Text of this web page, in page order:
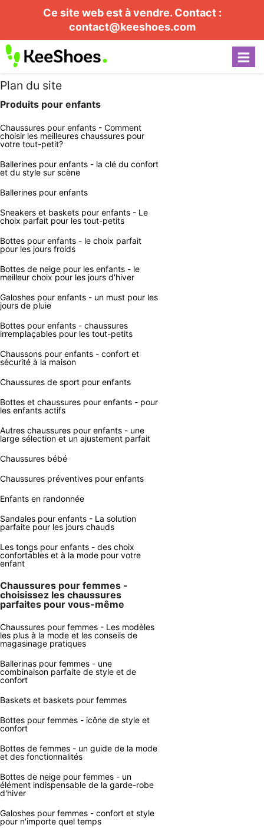
Ce site web est à vendre. Contact :
contact@keeshoes.com
Plan du site
Produits pour enfants
Chaussures pour enfants - Comment
choisir les meilleures chaussures pour
votre tout-petit?
Ballerines pour enfants - la clé du confort
et du style sur scène
Ballerines pour enfants
Sneakers et baskets pour enfants - Le
choix parfait pour les tout-petits
Bottes pour enfants - le choix parfait
pour les jours froids
Bottes de neige pour les enfants - le
meilleur choix pour les jours d'hiver
Galoshes pour enfants - un must pour les
jours de pluie
Bottes pour enfants - chaussures
irremplaçables pour les tout-petits
Chaussons pour enfants - confort et
sécurité à la maison
Chaussures de sport pour enfants
Bottes et chaussures pour enfants - pour
les enfants actifs
Autres chaussures pour enfants - une
large sélection et un ajustement parfait
Chaussures bébé
Chaussures préventives pour enfants
Enfants en randonnée
Sandales pour enfants - La solution
parfaite pour les jours chauds
Les tongs pour enfants - des choix
confortables et à la mode pour votre
enfant
Chaussures pour femmes -
choisissez les chaussures
parfaites pour vous-même
Chaussures pour femmes - Les modèles
les plus à la mode et les conseils de
magasinage pratiques
Ballerinas pour femmes - une
combinaison parfaite de style et de
confort
Baskets et baskets pour femmes
Bottes pour femmes - icône de style et
confort
Bottes de femmes - un guide de la mode
et des fonctionnalités
Bottes de neige pour femmes - un
élément indispensable de la garde-robe
d'hiver
Galoshes pour femmes - confort et style
pour n'importe quel temps